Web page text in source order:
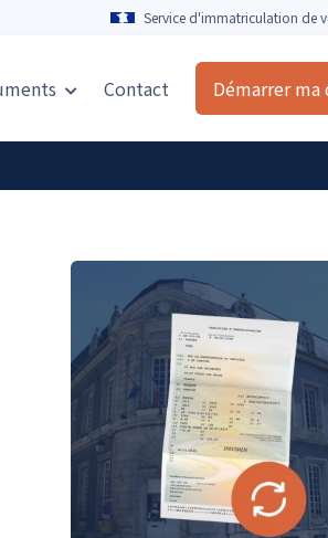
Service d'immatriculation de
Contact Démarrer ma